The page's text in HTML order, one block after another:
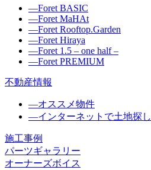
―Foret BASIC
―Foret MaHAt
―Foret Rooftop.Garden
―Foret Hiraya
―Foret 1.5 – one half –
―Foret PREMIUM
不動産情報
―オススメ物件
―インターネットで土地探し
施工事例
パーツギャラリー
オーナーズボイス